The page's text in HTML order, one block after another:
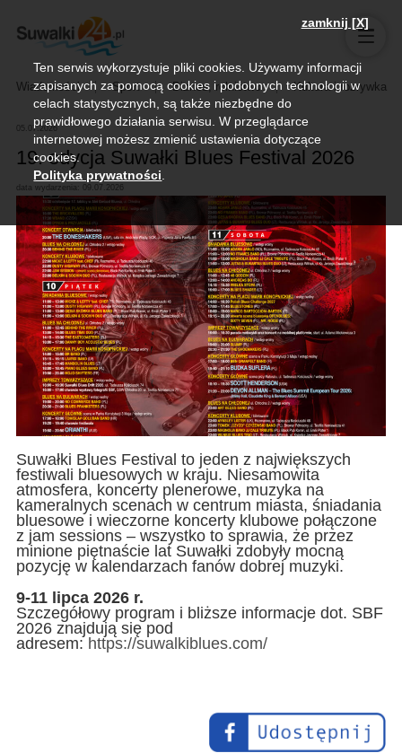
Wiadomości Sport Biznes, rolnictwo Kultura i rozrywka
05.07.2026
19. edycja Suwałki Blues Festival 2026
data wydarzenia: 09.07.2026
Suwałki Blues Festival to jeden z największych
festiwali bluesowych w kraju. Niesamowita
atmosfera, koncerty plenerowe, muzyka na
kameralnych scenach w centrum miasta, śniadania
bluesowe i wieczorne koncerty klubowe połączone
z jam sessions – wszystko to sprawia, że przez
minione piętnaście lat Suwałki zdobyły mocną
pozycję w kalendarzach fanów dobrej muzyki.
9-11 lipca 2026 r.
Szczegółowy program i bliższe informacje dot. SBF
2026 znajdują się pod
adresem: https://suwalkiblues.com/
zamknij [X]
Ten serwis wykorzystuje pliki cookies. Używamy informacji
zapisanych za pomocą cookies i podobnych technologii w
celach statystycznych, są także niezbędne do
prawidłowego działania serwisu. W przeglądarce
internetowej możesz zmienić ustawienia dotyczące
cookies.
Polityka prywatności